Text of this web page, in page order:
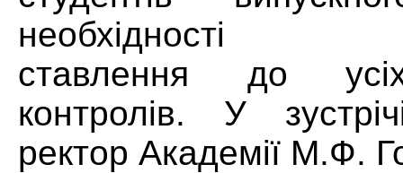
необхідності
ставлення до
контролів. У
ректор Академії М.Ф.